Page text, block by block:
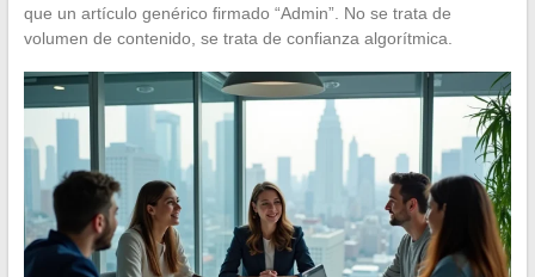
que un artículo genérico firmado “Admin”. No se trata de
volumen de contenido, se trata de confianza algorítmica.